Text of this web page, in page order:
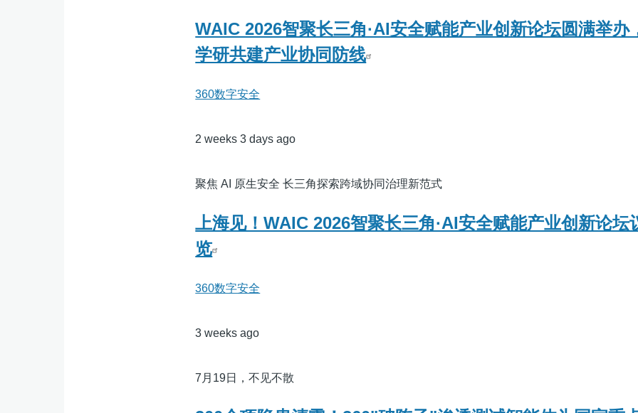
WAIC 2026智聚长三角·AI安全赋能产业创新论坛圆满举办
学研共建产业协同防线
360数字安全
2 weeks 3 days ago
聚焦 AI 原生安全 长三角探索跨域协同治理新范式
上海见！WAIC 2026智聚长三角·AI安全赋能产业创新论坛
览
360数字安全
3 weeks ago
7月19日，不见不散